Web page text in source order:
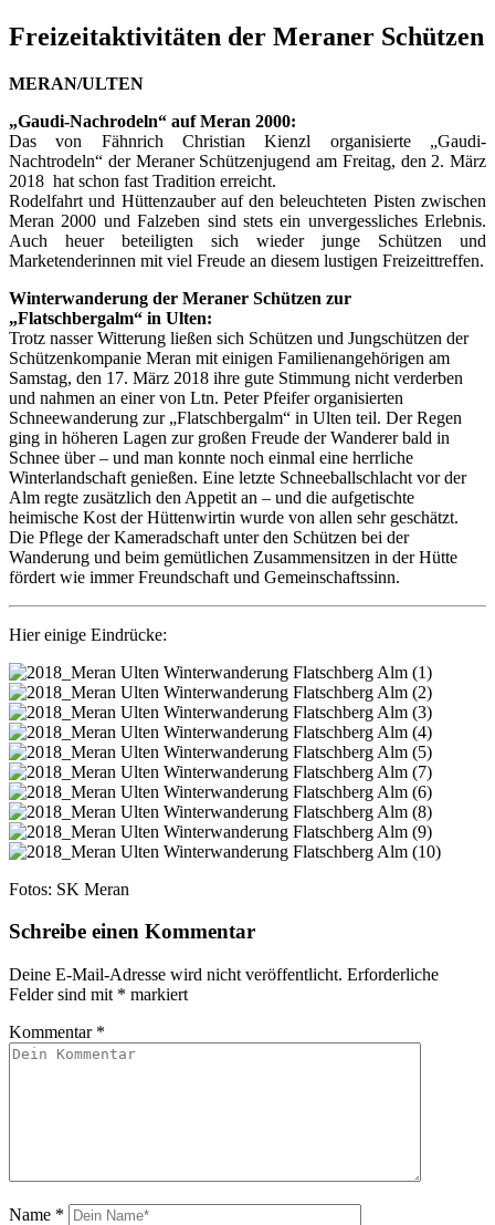
Freizeitaktivitäten der Meraner Schützen
MERAN/ULTEN
„Gaudi-Nachrodeln“ auf Meran 2000:
Das von Fähnrich Christian Kienzl organisierte „Gaudi-
Nachtrodeln“ der Meraner Schützenjugend am Freitag, den 2. März
2018 hat schon fast Tradition erreicht.
Rodelfahrt und Hüttenzauber auf den beleuchteten Pisten zwischen
Meran 2000 und Falzeben sind stets ein unvergessliches Erlebnis.
Auch heuer beteiligten sich wieder junge Schützen und
Marketenderinnen mit viel Freude an diesem lustigen Freizeittreffen.
Winterwanderung der Meraner Schützen zur
„Flatschbergalm“ in Ulten:
Trotz nasser Witterung ließen sich Schützen und Jungschützen der
Schützenkompanie Meran mit einigen Familienangehörigen am
Samstag, den 17. März 2018 ihre gute Stimmung nicht verderben
und nahmen an einer von Ltn. Peter Pfeifer organisierten
Schneewanderung zur „Flatschbergalm“ in Ulten teil. Der Regen
ging in höheren Lagen zur großen Freude der Wanderer bald in
Schnee über – und man konnte noch einmal eine herrliche
Winterlandschaft genießen. Eine letzte Schneeballschlacht vor der
Alm regte zusätzlich den Appetit an – und die aufgetischte
heimische Kost der Hüttenwirtin wurde von allen sehr geschätzt.
Die Pflege der Kameradschaft unter den Schützen bei der
Wanderung und beim gemütlichen Zusammensitzen in der Hütte
fördert wie immer Freundschaft und Gemeinschaftssinn.
Hier einige Eindrücke:
Fotos: SK Meran
Schreibe einen Kommentar
Deine E-Mail-Adresse wird nicht veröffentlicht. Erforderliche
Felder sind mit * markiert
Kommentar *
Name *